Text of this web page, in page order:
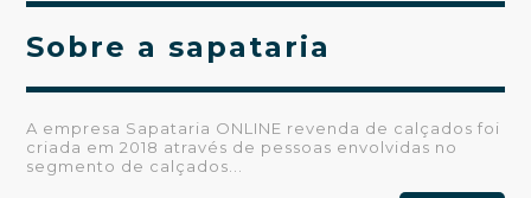
Sobre a sapataria
A empresa Sapataria ONLINE revenda de calçados foi
criada em 2018 através de pessoas envolvidas no
segmento de calçados...